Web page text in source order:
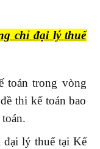
chỉ đại lý thuế
toán trong vòng
thi kế toán bao
lý thuế tại Kế